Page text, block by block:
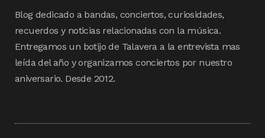
Blog dedicado a bandas, conciertos, curiosidades,
recuerdos y noticias relacionadas con la música.
Entregamos un botijo de Talavera a la entrevista mas
leída del año y organizamos conciertos por nuestro
aniversario. Desde 2012.